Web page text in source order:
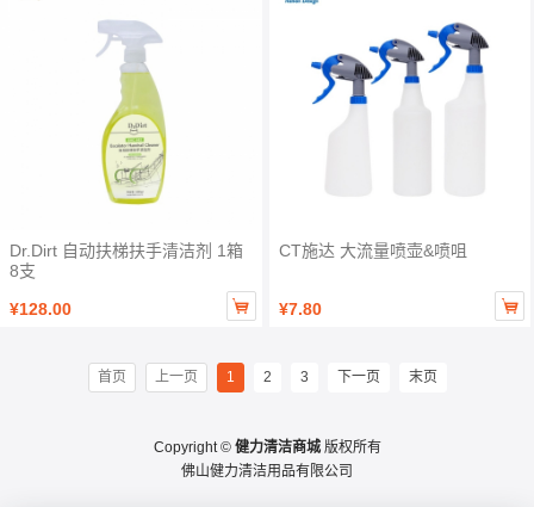
Dr.Dirt 自动扶梯扶手清洁剂 1箱
8支
¥128.00

CT施达 大流量喷壶&喷咀
¥7.80 
首页 上一页 1 2 3 下一页 末页
Copyright © 健力清洁商城版权所有
佛山健力清洁用品有限公司